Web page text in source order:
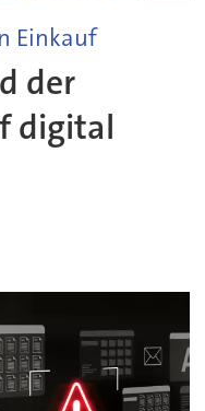
Einkauf
der
digital